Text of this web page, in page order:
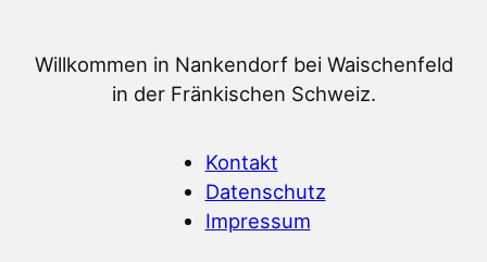
Willkommen in Nankendorf bei Waischenfeld
in der Fränkischen Schweiz.
Kontakt
Datenschutz
Impressum